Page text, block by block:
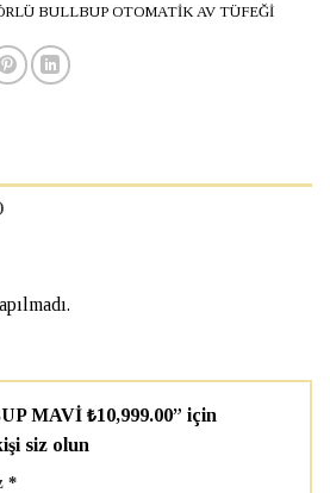
BULLBUP OTOMATİK AV TÜFEĞİ
MAVİ ₺10,999.00” için
siz olun
*